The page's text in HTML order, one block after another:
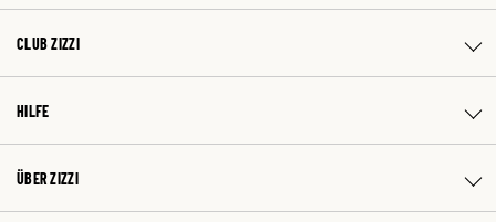
CLUB ZIZZI
HILFE
ÜBER ZIZZI